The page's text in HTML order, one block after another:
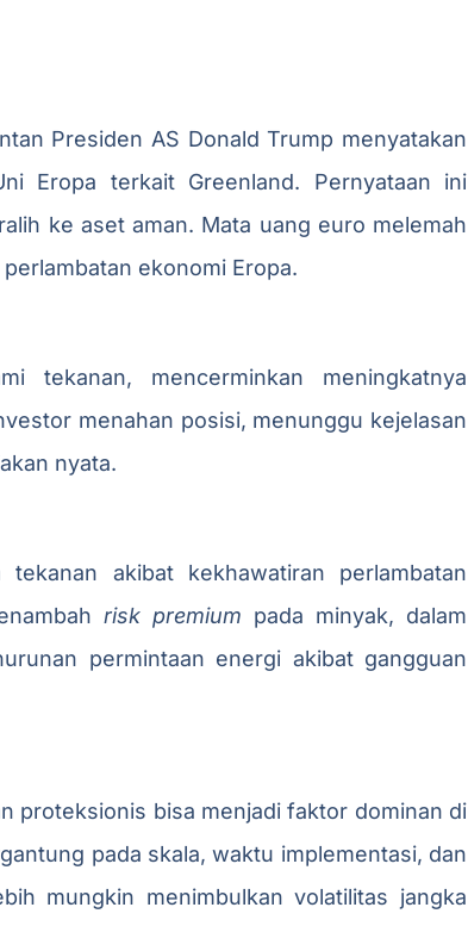
Presiden AS Donald Trump menyatakan
Eropa terkait Greenland. Pernyataan ini
ke aset aman. Mata uang euro melemah
ekonomi Eropa.
tekanan, mencerminkan meningkatnya
menahan posisi, menunggu kejelasan
nyata.
akibat kekhawatiran perlambatan
risk premium pada minyak, dalam
permintaan energi akibat gangguan
proteksionis bisa menjadi faktor dominan di
pada skala, waktu implementasi, dan
mungkin menimbulkan volatilitas jangka